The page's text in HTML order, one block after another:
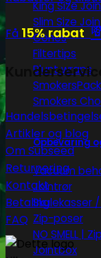
King Size
Slim Size
Cones
Filtertips
Blunt wraps
SmokersPack
Smokers
Opbevaring
Vacuum
Jointrør
Skulekasser
Zip-poser
NO SMELL |
Jointbox
Få 15% rabat
Kunderservice
Artikler og blog
Om Subseed
Returnering
Kontakt
Betaling
FAQ